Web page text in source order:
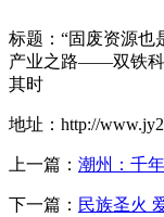
标题：“固废资源也
产业之路——双铁科
其时
地址：http://
上一篇： 潮州：千
下一篇： 民族圣火